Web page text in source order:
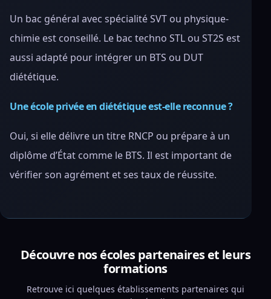
Un bac général avec spécialité SVT ou physique-
chimie est conseillé. Le bac techno STL ou ST2S est
aussi adapté pour intégrer un BTS ou DUT
diététique.
Une école privée en diététique est-elle reconnue ?
Oui, si elle délivre un titre RNCP ou prépare à un
diplôme d’État comme le BTS. Il est important de
vérifier son agrément et ses taux de réussite.
Découvre nos écoles partenaires et leurs
formations
Retrouve ici quelques établissements partenaires qui